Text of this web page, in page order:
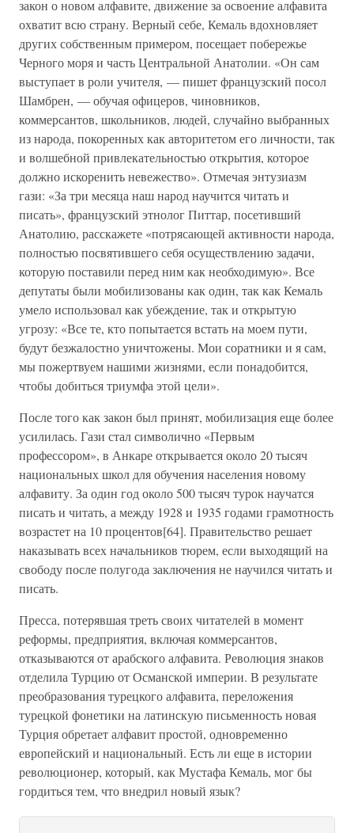
закон о новом алфавите, движение за освоение алфавита
охватит всю страну. Верный себе, Кемаль вдохновляет
других собственным примером, посещает побережье
Черного моря и часть Центральной Анатолии. «Он сам
выступает в роли учителя, — пишет французский посол
Шамбрен, — обучая офицеров, чиновников,
коммерсантов, школьников, людей, случайно выбранных
из народа, покоренных как авторитетом его личности, так
и волшебной привлекательностью открытия, которое
должно искоренить невежество». Отмечая энтузиазм
гази: «За три месяца наш народ научится читать и
писать», французский этнолог Питтар, посетивший
Анатолию, расскажете «потрясающей активности народа,
полностью посвятившего себя осуществлению задачи,
которую поставили перед ним как необходимую». Все
депутаты были мобилизованы как один, так как Кемаль
умело использовал как убеждение, так и открытую
угрозу: «Все те, кто попытается встать на моем пути,
будут безжалостно уничтожены. Мои соратники и я сам,
мы пожертвуем нашими жизнями, если понадобится,
чтобы добиться триумфа этой цели».
После того как закон был принят, мобилизация еще более
усилилась. Гази стал символично «Первым
профессором», в Анкаре открывается около 20 тысяч
национальных школ для обучения населения новому
алфавиту. За один год около 500 тысяч турок научатся
писать и читать, а между 1928 и 1935 годами грамотность
возрастет на 10 процентов[64]. Правительство решает
наказывать всех начальников тюрем, если выходящий на
свободу после полугода заключения не научился читать и
писать.
Пресса, потерявшая треть своих читателей в момент
реформы, предприятия, включая коммерсантов,
отказываются от арабского алфавита. Революция знаков
отделила Турцию от Османской империи. В результате
преобразования турецкого алфавита, переложения
турецкой фонетики на латинскую письменность новая
Турция обретает алфавит простой, одновременно
европейский и национальный. Есть ли еще в истории
революционер, который, как Мустафа Кемаль, мог бы
гордиться тем, что внедрил новый язык?